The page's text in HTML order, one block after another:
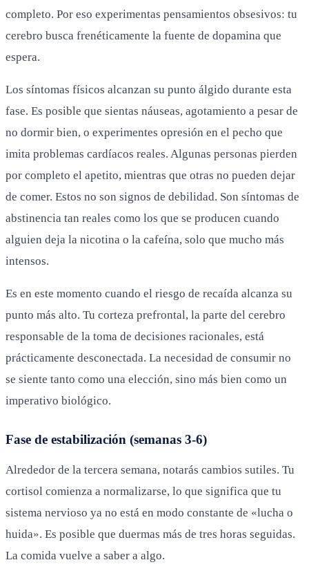
completo. Por eso experimentas pensamientos obsesivos: tu
cerebro busca frenéticamente la fuente de dopamina que
espera.
Los síntomas físicos alcanzan su punto álgido durante esta
fase. Es posible que sientas náuseas, agotamiento a pesar de
no dormir bien, o experimentes opresión en el pecho que
imita problemas cardíacos reales. Algunas personas pierden
por completo el apetito, mientras que otras no pueden dejar
de comer. Estos no son signos de debilidad. Son síntomas de
abstinencia tan reales como los que se producen cuando
alguien deja la nicotina o la cafeína, solo que mucho más
intensos.
Es en este momento cuando el riesgo de recaída alcanza su
punto más alto. Tu corteza prefrontal, la parte del cerebro
responsable de la toma de decisiones racionales, está
prácticamente desconectada. La necesidad de consumir no
se siente tanto como una elección, sino más bien como un
imperativo biológico.
Fase de estabilización (semanas 3-6)
Alrededor de la tercera semana, notarás cambios sutiles. Tu
cortisol comienza a normalizarse, lo que significa que tu
sistema nervioso ya no está en modo constante de «lucha o
huida». Es posible que duermas más de tres horas seguidas.
La comida vuelve a saber a algo.